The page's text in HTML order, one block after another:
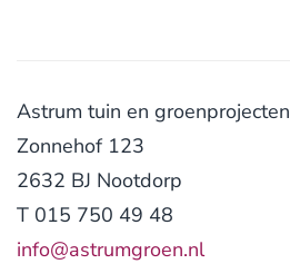
Astrum tuin en groenprojecten
Zonnehof 123
2632 BJ Nootdorp
T 015 750 49 48
info@astrumgroen.nl